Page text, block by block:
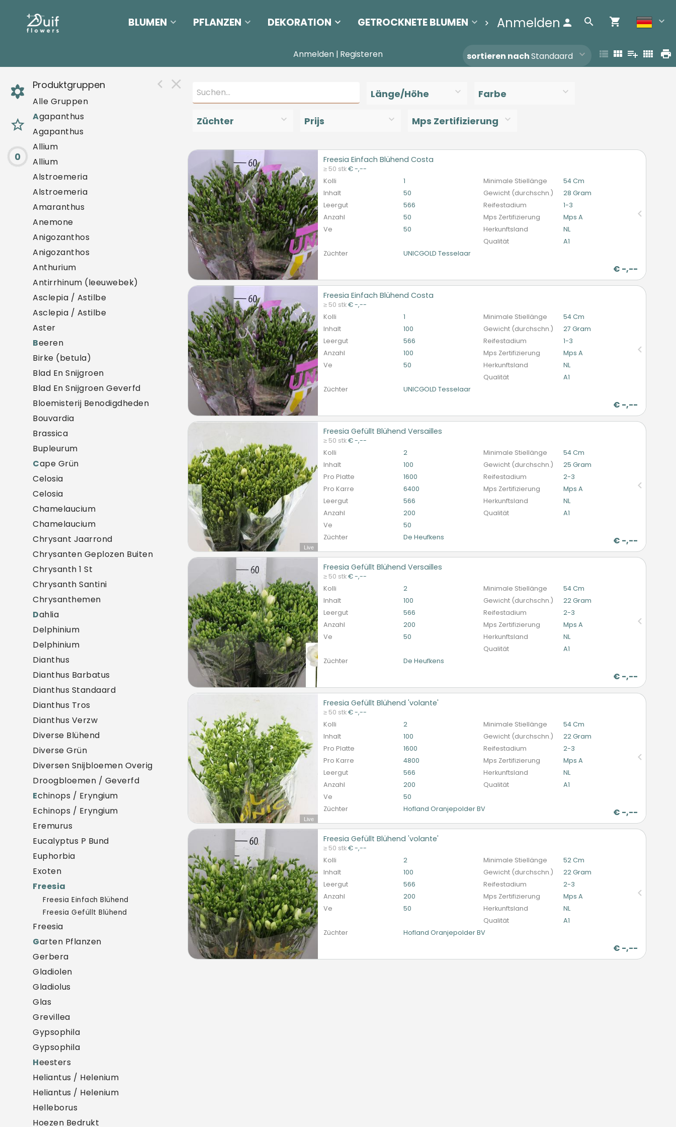
BLUMEN PFLANZEN DEKORATION GETROCKNETE BLUMEN BEREINIGUNGSLISTE Contact
Anmelden
Anmelden | Registeren sortieren nachStandaard
0
Produktgruppen
Alle Gruppen
Agapanthus
Agapanthus
Allium
Allium
Alstroemeria
Alstroemeria
Amaranthus
Anemone
Anigozanthos
Anigozanthos
Anthurium
Antirrhinum (leeuwebek)
Asclepia / Astilbe
Asclepia / Astilbe
Aster
Beeren
Birke (betula)
Blad En Snijgroen
Blad En Snijgroen Geverfd
Bloemisterij Benodigdheden
Bouvardia
Brassica
Bupleurum
Cape Grün
Celosia
Celosia
Chamelaucium
Chamelaucium
Chrysant Jaarrond
Chrysanten Geplozen Buiten
Chrysanth 1 St
Chrysanth Santini
Chrysanthemen
Dahlia
Delphinium
Delphinium
Dianthus
Dianthus Barbatus
Dianthus Standaard
Dianthus Tros
Dianthus Verzw
Diverse Blühend
Diverse Grün
Diversen Snijbloemen Overig
Droogbloemen / Geverfd
Echinops / Eryngium
Echinops / Eryngium
Eremurus
Eucalyptus P Bund
Euphorbia
Exoten
Freesia
Freesia Einfach Blühend
Freesia Gefüllt Blühend
Freesia
Garten Pflanzen
Gerbera
Gladiolen
Gladiolus
Glas
Grevillea
Gypsophila
Gypsophila
Heesters
Heliantus / Helenium
Heliantus / Helenium
Helleborus
Hoezen Bedrukt
Länge/Höhe Farbe
Züchter Prijs Mps Zertifizierung
Freesia Einfach Blühend Costa
≥ 50 stk€ -,--
Kolli
1 Minimale Stiellänge
54 Cm
Inhalt
50 Gewicht (durchschn.)
28 Gram
Leergut
566 Reifestadium
1-3
Anzahl
50 Mps Zertifizierung
Mps A
Ve
50 Herkunftsland
NL
Qualität
A1
Züchter
UNICGOLD Tesselaar
€ -,--
Freesia Einfach Blühend Costa
U moet ingelogd zijn om te kunnen kopen.
Freesia Einfach Blühend Costa
≥ 50 stk€ -,--
Kolli
1 Minimale Stiellänge
54 Cm
Inhalt
100 Gewicht (durchschn.)
27 Gram
Leergut
566 Reifestadium
1-3
Anzahl
100 Mps Zertifizierung
Mps A
Ve
50 Herkunftsland
NL
Qualität
A1
Züchter
UNICGOLD Tesselaar
€ -,--
Freesia Einfach Blühend Costa
U moet ingelogd zijn om te kunnen kopen.
Live
Freesia Gefüllt Blühend Versailles
≥ 50 stk€ -,--
Kolli
2 Minimale Stiellänge
54 Cm
Inhalt
100 Gewicht (durchschn.)
25 Gram
Pro Platte
1600 Reifestadium
2-3
Pro Karre
6400 Mps Zertifizierung
Mps A
Leergut
566 Herkunftsland
NL
Anzahl
200 Qualität
A1
Ve
50
Züchter
De Heufkens € -,--
Freesia Gefüllt Blühend Versailles
U moet ingelogd zijn om te kunnen kopen.
Freesia Gefüllt Blühend Versailles
≥ 50 stk€ -,--
Kolli
2 Minimale Stiellänge
54 Cm
Inhalt
100 Gewicht (durchschn.)
22 Gram
Leergut
566 Reifestadium
2-3
Anzahl
200 Mps Zertifizierung
Mps A
Ve
50 Herkunftsland
NL
Qualität
A1
Züchter
De Heufkens
€ -,--
Freesia Gefüllt Blühend Versailles
U moet ingelogd zijn om te kunnen kopen.
Live
Freesia Gefüllt Blühend 'volante'
≥ 50 stk€ -,--
Kolli
2 Minimale Stiellänge
54 Cm
Inhalt
100 Gewicht (durchschn.)
22 Gram
Pro Platte
1600 Reifestadium
2-3
Pro Karre
4800 Mps Zertifizierung
Mps A
Leergut
566 Herkunftsland
NL
Anzahl
200 Qualität
A1
Ve
50
Züchter
Hofland Oranjepolder BV € -,--
Freesia Gefüllt Blühend 'volante'
U moet ingelogd zijn om te kunnen kopen.
Freesia Gefüllt Blühend 'volante'
≥ 50 stk€ -,--
Kolli
2 Minimale Stiellänge
52 Cm
Inhalt
100 Gewicht (durchschn.)
22 Gram
Leergut
566 Reifestadium
2-3
Anzahl
200 Mps Zertifizierung
Mps A
Ve
50 Herkunftsland
NL
Qualität
A1
Züchter
Hofland Oranjepolder BV
€ -,--
Freesia Gefüllt Blühend 'volante'
U moet ingelogd zijn om te kunnen kopen.